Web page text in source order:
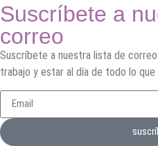
Suscríbete a
correo
Suscríbete a nuestra lista de
trabajo y estar al día de todo lo que